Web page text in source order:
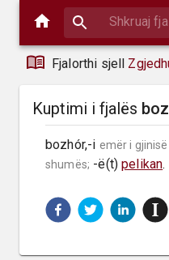
Fjalorthi sjell
Kuptimi i fjalës
bozhór,-i emër i
shumës; -ë(t) pelikan.